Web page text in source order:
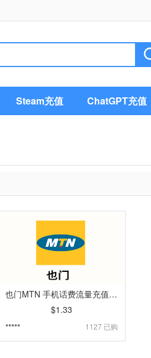
Steam充值 ChatGPT充值
也门MTN 手机话费流量充值 [自动发货]
$1.33
*****
1127 已购